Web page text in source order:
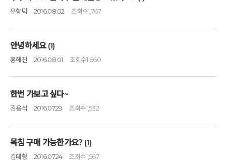
유향덕 2016.08.02 조회수1,767
안녕하세요 (1)
홍해진 2016.08.01 조회수1,660
한번 가보고 싶다~
김용식 2016.07.29 조회수1,532
목침 구매 가능한가요? (1)
김태형 2016.07.24 조회수1,567